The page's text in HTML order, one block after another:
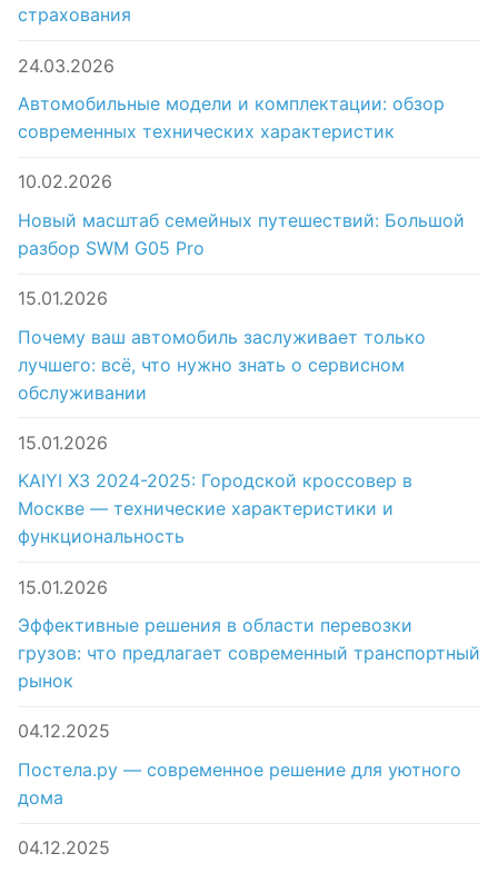
страхования
24.03.2026
Автомобильные модели и комплектации: обзор
современных технических характеристик
10.02.2026
Новый масштаб семейных путешествий: Большой
разбор SWM G05 Pro
15.01.2026
Почему ваш автомобиль заслуживает только
лучшего: всё, что нужно знать о сервисном
обслуживании
15.01.2026
KAIYI X3 2024-2025: Городской кроссовер в
Москве — технические характеристики и
функциональность
15.01.2026
Эффективные решения в области перевозки
грузов: что предлагает современный транспортный
рынок
04.12.2025
Постела.ру — современное решение для уютного
дома
04.12.2025